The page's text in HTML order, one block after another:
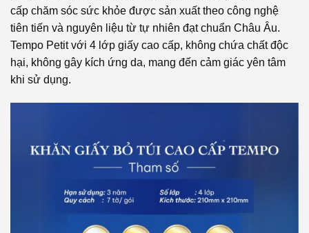
cấp chăm sóc sức khỏe được sản xuất theo công nghệ
tiên tiến và nguyên liệu từ tự nhiên đạt chuẩn Châu Âu.
Tempo Petit với 4 lớp giấy cao cấp, không chứa chất độc
hại, không gây kích ứng da, mang đến cảm giác yên tâm
khi sử dụng.